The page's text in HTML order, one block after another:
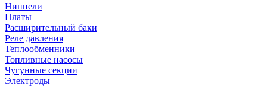
Ниппели
Платы
Расширительный баки
Реле давления
Теплообменники
Топливные насосы
Чугунные секции
Электроды